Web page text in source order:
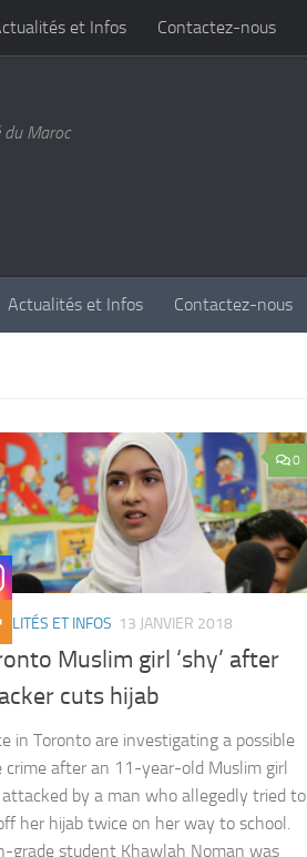
et Infos Contactez-nous
du Maroc
Actualités et Infos Contactez-nous
0
ET INFOS 13 JANVIER 2018
Muslim girl ‘shy’ after
cuts hijab
in Toronto are investigating a possible
crime after an 11-year-old Muslim girl
by a man who allegedly tried to
her hijab twice on her way to school.
grade student Khawlah Noman was